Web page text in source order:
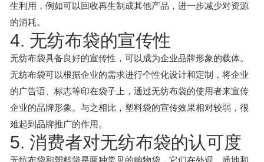
生利用，例如可以回收再生制成其他产品，进一步减少对资源
的消耗。
4. 无纺布袋的宣传性
无纺布袋具备良好的宣传性，可以成为企业品牌形象的载体。
无纺布袋可以根据企业的需求进行个性化设计和定制，将企业
的广告语、标志等印在袋子上，通过无纺布袋的使用者来宣传
企业的品牌形象。与之相比，塑料袋的宣传效果相对较弱，很
难起到品牌推广的作用。
5. 消费者对无纺布袋的认可度
无纺布袋和塑料袋是两种常见的购物袋，它们在外观、质地和